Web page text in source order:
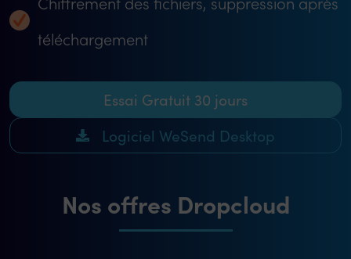
téléchargement
Essai Gratuit 30 jours
Logiciel WeSend Desktop
Nos offres Dropcloud